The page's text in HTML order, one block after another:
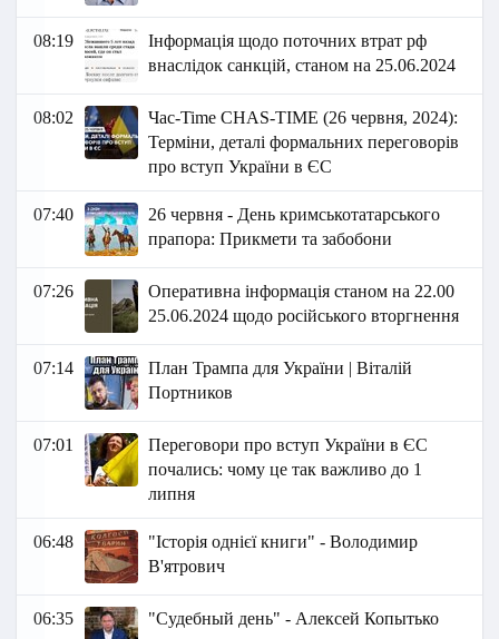
08:19
Інформація щодо поточних втрат рф
внаслідок санкцій, станом на 25.06.2024
08:02
Час-Time CHAS-TIME (26 червня, 2024):
Терміни, деталі формальних переговорів
про вступ України в ЄС
07:40
26 червня - День кримськотатарського
прапора: Прикмети та забобони
07:26
Оперативна інформація станом на 22.00
25.06.2024 щодо російського вторгнення
07:14
План Трампа для України | Віталій
Портников
07:01
Переговори про вступ України в ЄС
почались: чому це так важливо до 1
липня
06:48
"Історія однієї книги" - Володимир
В'ятрович
06:35 "Судебный день" - Алексей Копытько